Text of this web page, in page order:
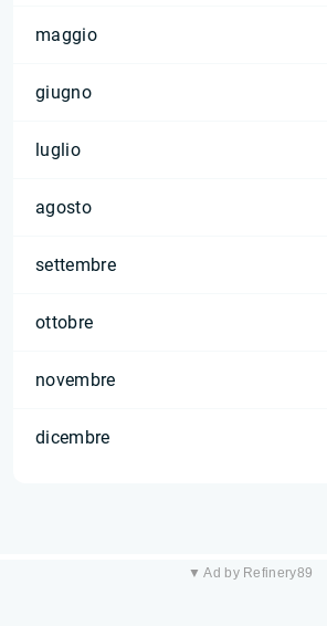
maggio
giugno
luglio
agosto
settembre
ottobre
novembre
dicembre
▼ Ad by Refinery89